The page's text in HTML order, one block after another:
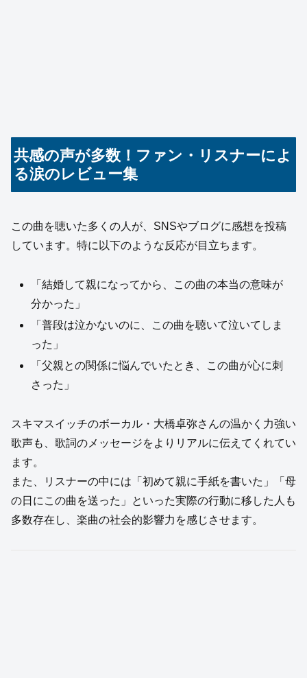
共感の声が多数！ファン・リスナーによ
る涙のレビュー集
この曲を聴いた多くの人が、SNSやブログに感想を投稿
しています。特に以下のような反応が目立ちます。
「結婚して親になってから、この曲の本当の意味が
分かった」
「普段は泣かないのに、この曲を聴いて泣いてしま
った」
「父親との関係に悩んでいたとき、この曲が心に刺
さった」
スキマスイッチのボーカル・大橋卓弥さんの温かく力強い
歌声も、歌詞のメッセージをよりリアルに伝えてくれてい
ます。
また、リスナーの中には「初めて親に手紙を書いた」「母
の日にこの曲を送った」といった実際の行動に移した人も
多数存在し、楽曲の社会的影響力を感じさせます。